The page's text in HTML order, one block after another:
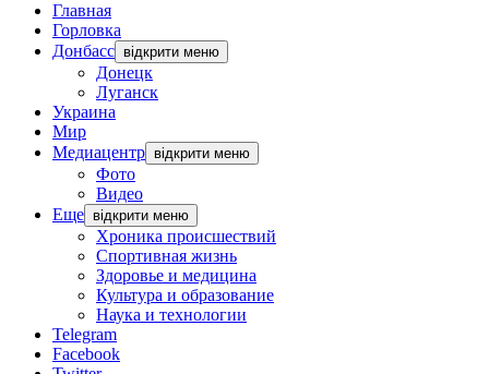
Главная
Горловка
Донбасс відкрити меню
Донецк
Луганск
Украина
Мир
Медиацентр відкрити меню
Фото
Видео
Еще відкрити меню
Хроника происшествий
Спортивная жизнь
Здоровье и медицина
Культура и образование
Наука и технологии
Telegram
Facebook